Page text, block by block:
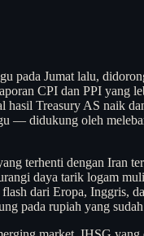
Jumat lalu,
CPI dan PPI yang
Treasury AS naik
didukung oleh
terhenti dengan Iran
daya tarik logam
dari Eropa, Inggris,
pada rupiah yang